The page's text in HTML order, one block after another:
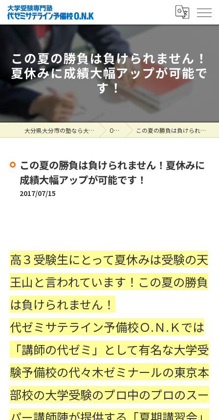
この夏の勝負は負けられません！
夏休みに成績大幅アップが可能で
す！
大分県大分市の塾なら大学受験専門塾 代ゼミサテライン予備校O.N.K ONK掲示板 この夏の勝負は負けられません！夏休みに成績大幅アップが可能です！
この夏の勝負は負けられません！夏休みに
成績大幅アップが可能です！
2017/07/15
高３受験生にとって夏休みは受験の天
王山と言われています！この夏の勝負
は負けられません！
代ゼミサテライン予備校Ｏ.Ｎ.Ｋでは
「講師の代ゼミ」として有名な大学受
験予備校の代々木ゼミナールの東京本
部校の大学受験のプロ中のプロのスー